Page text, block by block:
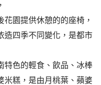
園提供休憩的的座椅，
造四季不同變化，是都市
色的輕食、飲品、冰棒
米糕，是由月桃葉、蘋婆